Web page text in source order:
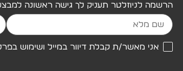
הרשמה לניוזלטר תעניק לך גישה ראשונה
אני מאשר/ת קבלת דיוור במייל ושימוש